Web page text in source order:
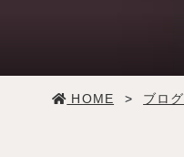
HOME > ブログ